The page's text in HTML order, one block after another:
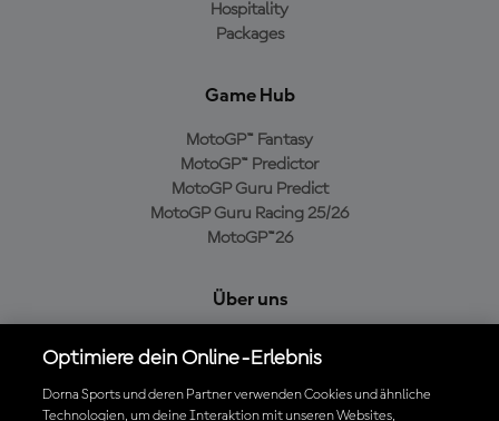
Hospitality
Packages
Game Hub
MotoGP™ Fantasy
MotoGP™ Predictor
MotoGP Guru Predict
MotoGP Guru Racing 25/26
MotoGP™26
Über uns
Cookie-Richtlinien
Geschäftsbedingungen
Optimiere dein Online-Erlebnis
Dorna Sports und deren Partner verwenden Cookies und ähnliche
Technologien, um deine Interaktion mit unseren Websites,